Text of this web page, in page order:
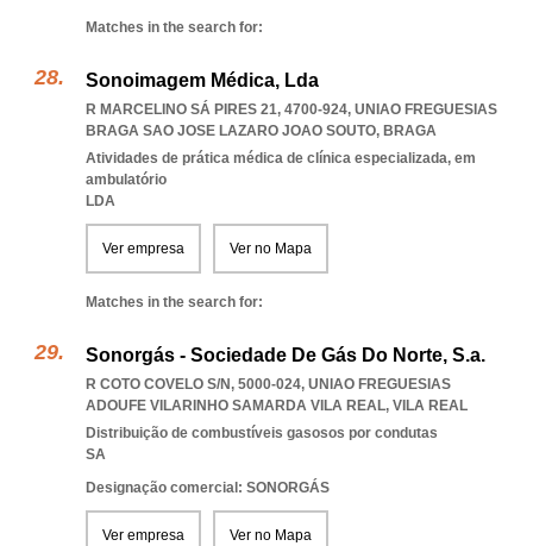
Matches in the search for:
Sonoimagem Médica, Lda
R MARCELINO SÁ PIRES 21, 4700-924, UNIAO FREGUESIAS
BRAGA SAO JOSE LAZARO JOAO SOUTO, BRAGA
Atividades de prática médica de clínica especializada, em
ambulatório
LDA
Ver empresa Ver no Mapa
Matches in the search for:
Sonorgás - Sociedade De Gás Do Norte, S.a.
R COTO COVELO S/N, 5000-024, UNIAO FREGUESIAS
ADOUFE VILARINHO SAMARDA VILA REAL, VILA REAL
Distribuição de combustíveis gasosos por condutas
SA
Designação comercial: SONORGÁS
Ver empresa Ver no Mapa